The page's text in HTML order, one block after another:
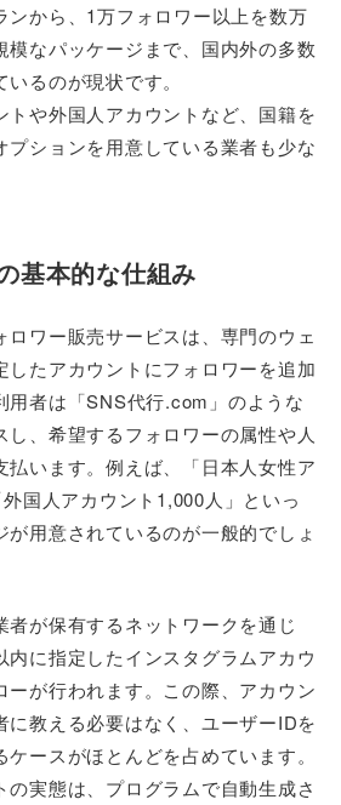
ンから、1万フォロワー以上を数万
模なパッケージまで、国内外の多数
るのが現状です。
トや外国人アカウントなど、国籍を
プションを用意している業者も少な
基本的な仕組み
ロワー販売サービスは、専門のウェ
したアカウントにフォロワーを追加
用者は「SNS代行.com」のような
し、希望するフォロワーの属性や人
払います。例えば、「日本人女性ア
国人アカウント1,000人」といっ
が用意されているのが一般的でしょ
者が保有するネットワークを通じ
内に指定したインスタグラムアカウ
ーが行われます。この際、アカウン
に教える必要はなく、ユーザーIDを
ースがほとんどを占めています。
の実態は、プログラムで自動生成さ